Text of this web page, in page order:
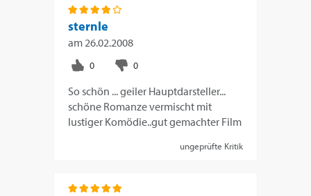
sternle
am26.02.2008
So schön ... geiler Hauptdarsteller...
schöne Romanze vermischt mit
lustiger Komödie..gut gemachter Film
ungeprüfte Kritik